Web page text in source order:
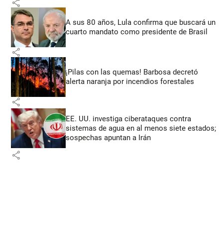
A sus 80 años, Lula confirma que buscará un
cuarto mandato como presidente de Brasil
share
¡Pilas con las quemas! Barbosa decretó
alerta naranja por incendios forestales
share
EE. UU. investiga ciberataques contra
sistemas de agua en al menos siete estados;
sospechas apuntan a Irán
share